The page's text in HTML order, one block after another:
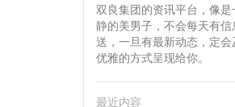
双良集团的资讯平台，像
静的美男子，不会每天有信
送，一旦有最新动态，定会
优雅的方式呈现给你。
最近内容